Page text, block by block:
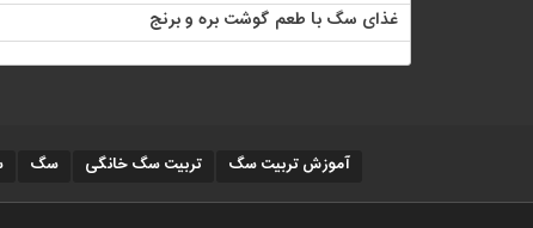
غذای سگ با طعم گوشت بره و برنج
آموزش تربیت سگ تربیت سگ خانگی سگ